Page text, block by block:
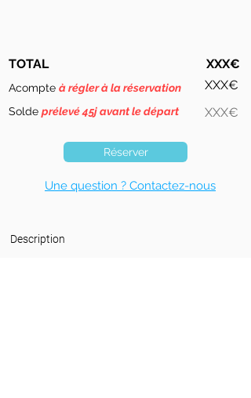
TOTAL
Acompte à régler à la réservation
Solde prélevé 45j avant le départ
XXX€
XXX€
XXX€
Réserver
Une question ? Contactez-nous
Description